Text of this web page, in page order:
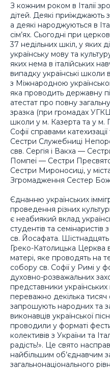
З кожним роком в Італії
дітей. Деякі приїжджають
а деякі народжуються в
сім’ях. Сьогодні при
37 недільних шкіл, у яких
українську мову та
яких нема в італійських
випадку українські школи
з Міжнародною
яка проводить державну
атестат про повну
зразка (при громадах УГКЦ
школи у м. Казерта та у м.
Софії справами
Сестри Служебниці
свв. Сергія і Вакха —
Помпеї — Сестри
Сестри Мироносиці, у
Згромадження Сестер
Єднанню українських
проведення різних
є неабиякий вклад
студентів та семінаристів
св. Йосафата. Шістнадцять
Греко-Католицька Церква в
матері, яке проводять на
собору св. Софії у Римі у
духовно-розважальних
представники українських
переважно декілька тисяч
запрошують народних та
виконавців української
проводили у форматі
колективів з України та
радість!». Це свято
найбільшим об’єднавчим
загальнонаціонального